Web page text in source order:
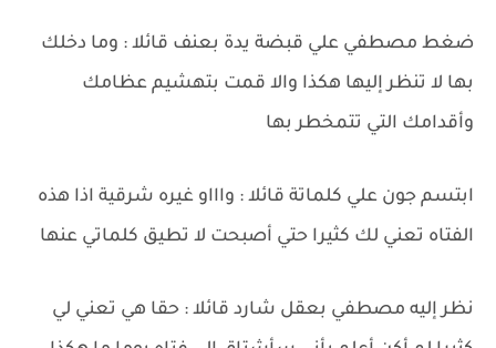
ضغط مصطفي علي قبضة يدة بعنف قائلا : وما دخلك
بها لا تنظر إليها هكذا والا قمت بتهشيم عظامك
وأقدامك التي تتمخطر بها
ابتسم جون علي كلماتة قائلا : واااو غيره شرقية اذا هذه
الفتاه تعني لك كثيرا حتي أصبحت لا تطيق كلماتي عنها
نظر إليه مصطفي بعقل شارد قائلا : حقا هي تعني لي